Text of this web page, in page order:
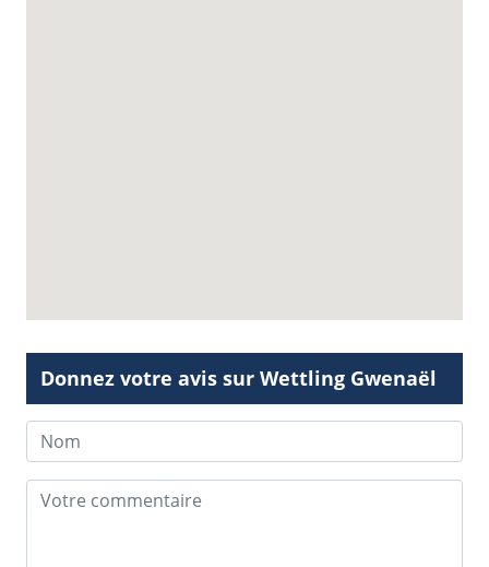
Donnez votre avis sur Wettling Gwenaël